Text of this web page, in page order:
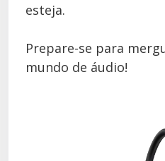
esteja.
Prepare-se para
mundo de áudio!